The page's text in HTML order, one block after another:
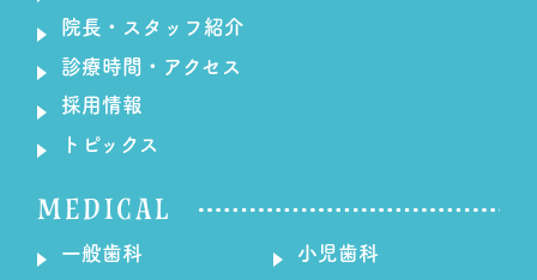
院長・スタッフ紹介
診療時間・アクセス
採用情報
トピックス
MEDICAL
一般歯科
小児歯科